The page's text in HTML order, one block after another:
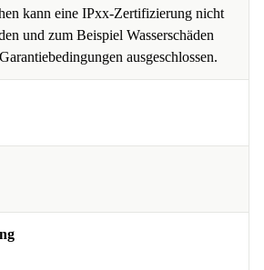
kann eine IPxx-Zertifizierung nicht
und zum Beispiel Wasserschäden
ausgeschlossen.